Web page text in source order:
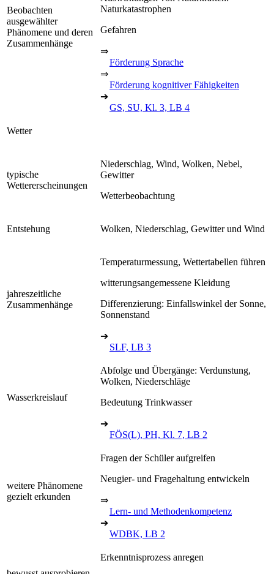
Beobachten
ausgewählter
Phänomene und deren
Zusammenhänge
Naturkatastrophen
Gefahren
⇒
Förderung Sprache
⇒
Förderung kognitiver Fähigkeiten
➔
GS, SU, Kl. 3, LB 4
Wetter
typische
Wettererscheinungen
Niederschlag, Wind, Wolken, Nebel,
Gewitter
Wetterbeobachtung
Entstehung Wolken, Niederschlag, Gewitter und Wind
jahreszeitliche
Zusammenhänge
Temperaturmessung, Wettertabellen führen
witterungsangemessene Kleidung
Differenzierung: Einfallswinkel der Sonne,
Sonnenstand
➔
SLF, LB 3
Wasserkreislauf
Abfolge und Übergänge: Verdunstung,
Wolken, Niederschläge
Bedeutung Trinkwasser
➔
FÖS(L), PH, Kl. 7, LB 2
weitere Phänomene
gezielt erkunden
Fragen der Schüler aufgreifen
Neugier- und Fragehaltung entwickeln
⇒
Lern- und Methodenkompetenz
➔
WDBK, LB 2
Erkenntnisprozess anregen